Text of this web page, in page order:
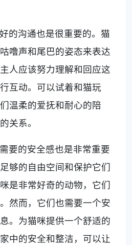
的沟通也是很重要的。猫
噜声和尾巴的姿态来表达
人应该努力理解和回应这
互动。可以试着和猫玩
温柔的爱抚和耐心的陪
关系。
要的安全感也是非常重要
够的自由空间和保护它们
是非常好奇的动物，它们
然而，它们也需要一个安
。为猫咪提供一个舒适的
中的安全和整洁，可以让